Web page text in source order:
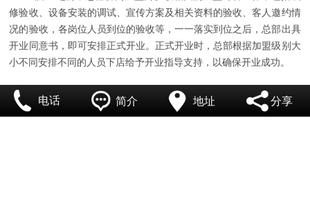
修验收、设备安装的调试、宣传方案及相关资料的验收、客人邀约情
况的验收，各岗位人员到位的验收等，一一落实到位之后，总部出具
开业同意书，即可安排正式开业。正式开业时，总部根据加盟级别大
小不同安排不同的人员下店给予开业指导支持，以确保开业成功。
电话 简介 地址 分享